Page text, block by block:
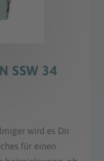
SSW 34
wird es Dir
für einen